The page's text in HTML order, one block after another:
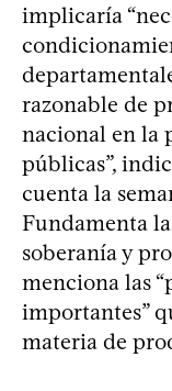
implicaría
razonable de
nacional en la
públicas”,
cuenta la
Fundamenta
soberanía y
menciona las
importantes”
materia de